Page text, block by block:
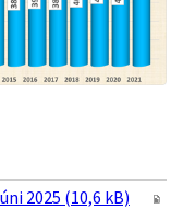
2025 (10,6 kB)